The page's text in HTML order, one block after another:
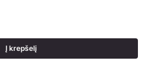
Į krepšelį